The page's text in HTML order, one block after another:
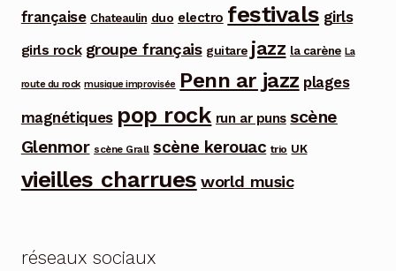
française Chateaulin duo electro festivals girls
girls rock groupe français guitare jazz la carène La
route du rock musique improvisée Penn ar jazz plages
magnétiques pop rock run ar puns scène
Glenmor scène Grall scène kerouac trio UK
vieilles charrues world music
réseaux sociaux